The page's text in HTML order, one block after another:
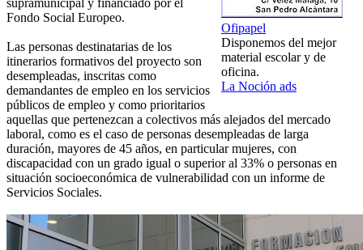
Ofipapel
Disponemos del mejor
material escolar y de
oficina.
La Noción ads
supramunicipal y financiado por el
Fondo Social Europeo.
Las personas destinatarias de los
itinerarios formativos del proyecto son
desempleadas, inscritas como
demandantes de empleo en los servicios
públicos de empleo y como prioritarios
aquellas que pertenezcan a colectivos más alejados del mercado
laboral, como es el caso de personas desempleadas de larga
duración, mayores de 45 años, en particular mujeres, con
discapacidad con un grado igual o superior al 33% o personas en
situación socioeconómica de vulnerabilidad con un informe de
Servicios Sociales.